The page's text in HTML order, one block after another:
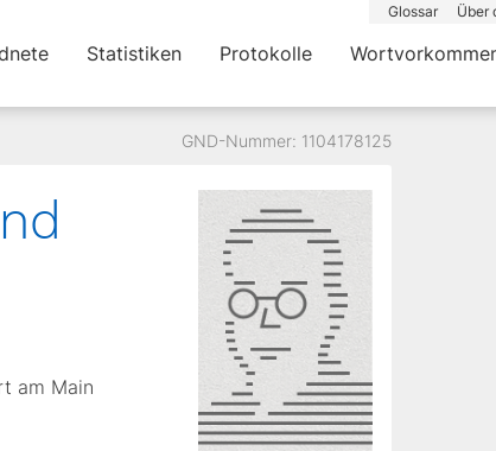
Glossar Über
Statistiken Protokolle
GND-Nummer: 1104178125
am Main